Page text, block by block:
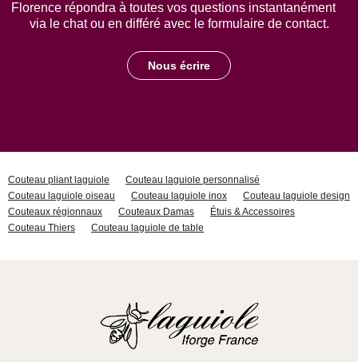
Florence répondra à toutes vos questions instantanément
via le chat ou en différé avec le formulaire de contact.
Nous écrire
Couteau pliant laguiole
Couteau laguiole personnalisé
Couteau laguiole oiseau
Couteau laguiole inox
Couteau laguiole design
Couteaux régionnaux
Couteaux Damas
Étuis & Accessoires
Couteau Thiers
Couteau laguiole de table